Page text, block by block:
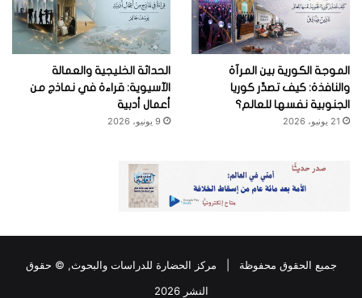
الموجة الكورية بين المرآة
والنافذة: كيف تصدِّر كوريا
الجنوبية نفسها للعالم؟
21 يونيو، 2026
الحداثة الخليجية والعمالة
الآسيوية: قراءة في نماذج من
أعمال أدبية
9 يونيو، 2026
جميع الحقوق محفوظة | مركز الحضارة للدراسات والبحوث, © حقوق
النشر 2026